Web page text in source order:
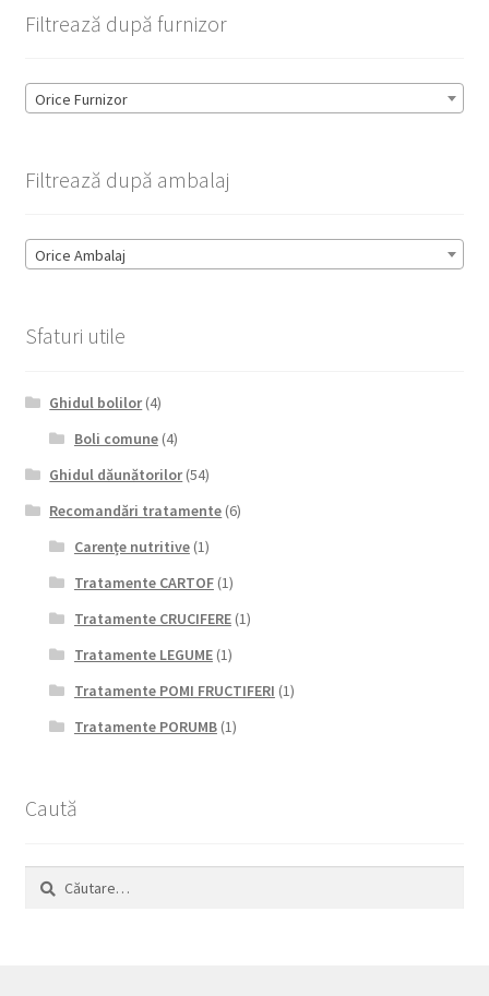
Filtrează după furnizor
Orice Furnizor
Filtrează după ambalaj
Orice Ambalaj
Sfaturi utile
Ghidul bolilor(4)
Boli comune(4)
Ghidul dăunătorilor(54)
Recomandări tratamente (6)
Carențe nutritive(1)
Tratamente CARTOF(1)
Tratamente CRUCIFERE(1)
Tratamente LEGUME(1)
Tratamente POMI FRUCTIFERI (1)
Tratamente PORUMB(1)
Caută
Caută